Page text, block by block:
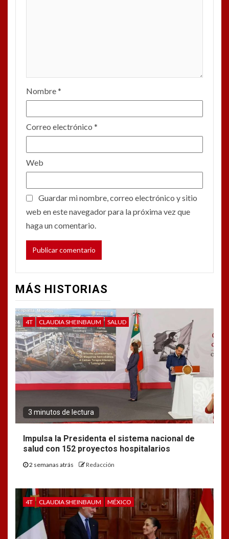
Nombre*
Correo electrónico *
Web
Guardar mi nombre, correo electrónico y sitio
web en este navegador para la próxima vez que
haga un comentario.
MÁS HISTORIAS
4T CLAUDIA SHEINBAUM SALUD
3 minutos de lectura
Impulsa la Presidenta el sistema nacional de
salud con 152 proyectos hospitalarios
2 semanas atrás Redacción
4T CLAUDIA SHEINBAUM MÉXICO